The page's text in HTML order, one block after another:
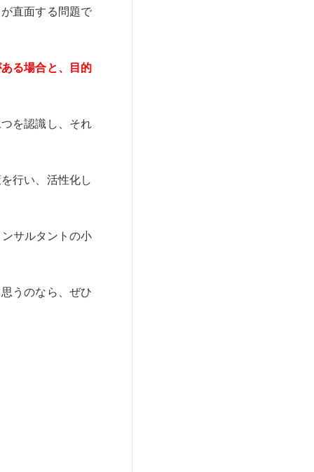
直面する問題で
る場合と、目的
を認識し、それ
行い、活性化し
サルタントの小
うのなら、ぜひ